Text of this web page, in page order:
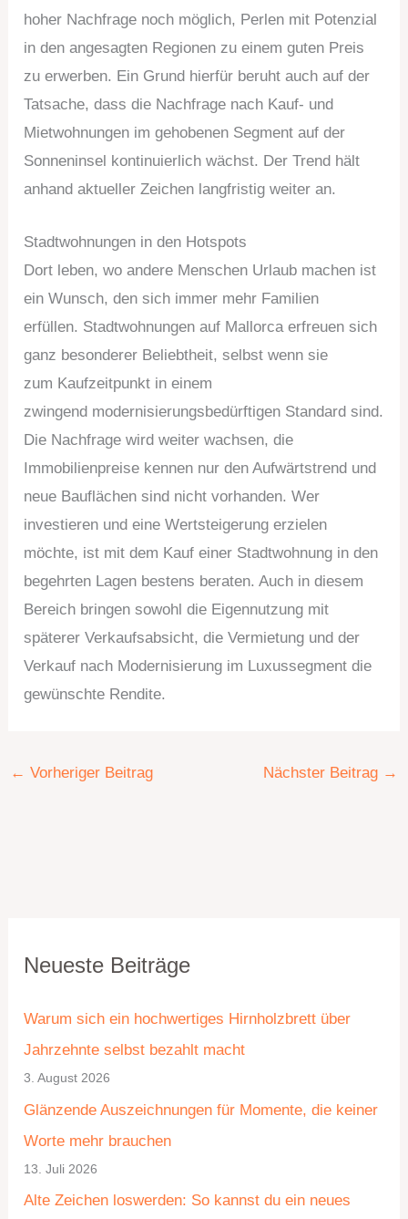
hoher Nachfrage noch möglich, Perlen mit Potenzial
in den angesagten Regionen zu einem guten Preis
zu erwerben. Ein Grund hierfür beruht auch auf der
Tatsache, dass die Nachfrage nach Kauf- und
Mietwohnungen im gehobenen Segment auf der
Sonneninsel kontinuierlich wächst. Der Trend hält
anhand aktueller Zeichen langfristig weiter an.
Stadtwohnungen in den Hotspots
Dort leben, wo andere Menschen Urlaub machen ist
ein Wunsch, den sich immer mehr Familien
erfüllen. Stadtwohnungen auf Mallorca erfreuen sich
ganz besonderer Beliebtheit, selbst wenn sie
zum Kaufzeitpunkt in einem
zwingend modernisierungsbedürftigen Standard sind.
Die Nachfrage wird weiter wachsen, die
Immobilienpreise kennen nur den Aufwärtstrend und
neue Bauflächen sind nicht vorhanden. Wer
investieren und eine Wertsteigerung erzielen
möchte, ist mit dem Kauf einer Stadtwohnung in den
begehrten Lagen bestens beraten. Auch in diesem
Bereich bringen sowohl die Eigennutzung mit
späterer Verkaufsabsicht, die Vermietung und der
Verkauf nach Modernisierung im Luxussegment die
gewünschte Rendite.
← Vorheriger Beitrag Nächster Beitrag →
Neueste Beiträge
Warum sich ein hochwertiges Hirnholzbrett über
Jahrzehnte selbst bezahlt macht
3. August 2026
Glänzende Auszeichnungen für Momente, die keiner
Worte mehr brauchen
13. Juli 2026
Alte Zeichen loswerden: So kannst du ein neues
a
e
g
o
r
i
r
h
i
v